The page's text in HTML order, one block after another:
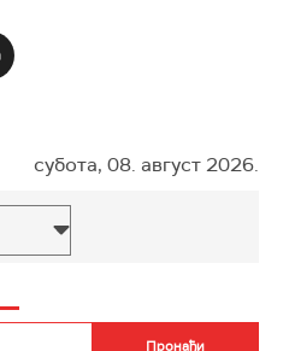
субота, 08. август 2026.